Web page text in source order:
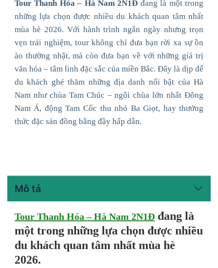
Tour Thanh Hóa – Hà Nam 2N1Đ đang là một trong
những lựa chọn được nhiều du khách quan tâm nhất
mùa hè 2026. Với hành trình ngắn ngày nhưng trọn
vẹn trải nghiệm, tour không chỉ đưa bạn rời xa sự ồn
ào thường nhật, mà còn đưa bạn về với những giá trị
văn hóa – tâm linh đặc sắc của miền Bắc. Đây là dịp để
du khách ghé thăm những địa danh nổi bật của Hà
Nam như chùa Tam Chúc – ngôi chùa lớn nhất Đông
Nam Á, động Tam Cốc thu nhỏ Ba Giọt, hay thưởng
thức đặc sản đồng bằng đầy hấp dẫn.
Mô tả
Tour Thanh Hóa – Hà Nam 2N1Đ đang là
một trong những lựa chọn được nhiều
du khách quan tâm nhất mùa hè
2026.